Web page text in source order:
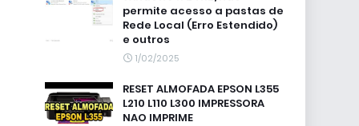
permite acesso a pastas de
Rede Local (Erro Estendido)
e outros
1/02/2025
RESET ALMOFADA EPSON L355
L210 L110 L300 IMPRESSORA
NAO IMPRIME